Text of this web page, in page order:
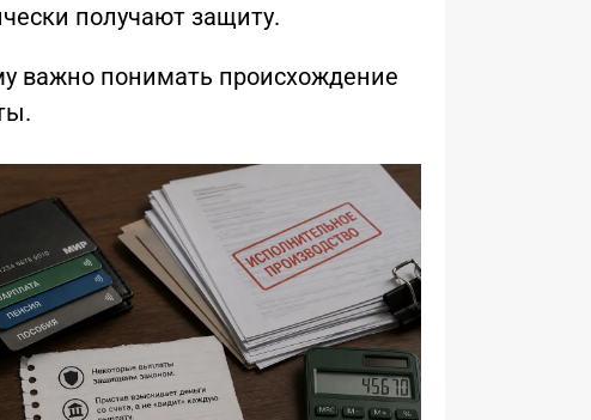
получают защиту.
важно понимать происхождение